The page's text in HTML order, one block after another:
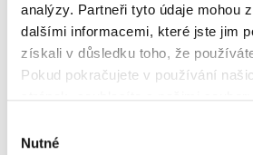
analýzy. Partneři tyto údaje mohou
dalšími informacemi, které jste jim
získali v důsledku toho, že
Pokud pokračujete v používání
souhlasu
Nutné